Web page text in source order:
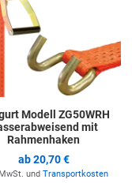
Modell ZG50WRH
mit
Rahmenhaken
ab20,70 €
und Transportkosten